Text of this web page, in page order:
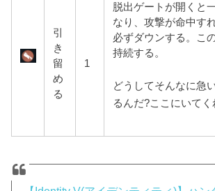
引
き
留
め
る
1
脱出ゲートが開くと
なり、攻撃が命中す
必ずダウンする。こ
持続する。
どうしてそんなに急
るんだ?ここにいてく